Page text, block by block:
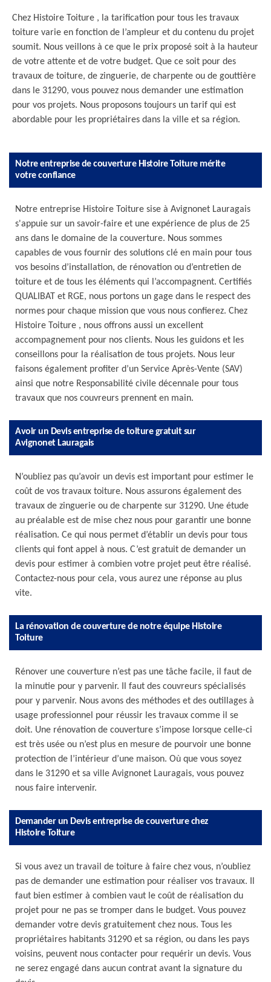
Chez Histoire Toiture , la tarification pour tous les travaux
toiture varie en fonction de l’ampleur et du contenu du projet
soumit. Nous veillons à ce que le prix proposé soit à la hauteur
de votre attente et de votre budget. Que ce soit pour des
travaux de toiture, de zinguerie, de charpente ou de gouttière
dans le 31290, vous pouvez nous demander une estimation
pour vos projets. Nous proposons toujours un tarif qui est
abordable pour les propriétaires dans la ville et sa région.
Notre entreprise de couverture Histoire Toiture mérite
votre confiance
Notre entreprise Histoire Toiture sise à Avignonet Lauragais
s'appuie sur un savoir-faire et une expérience de plus de 25
ans dans le domaine de la couverture. Nous sommes
capables de vous fournir des solutions clé en main pour tous
vos besoins d’installation, de rénovation ou d’entretien de
toiture et de tous les éléments qui l’accompagnent. Certifiés
QUALIBAT et RGE, nous portons un gage dans le respect des
normes pour chaque mission que vous nous confierez. Chez
Histoire Toiture , nous offrons aussi un excellent
accompagnement pour nos clients. Nous les guidons et les
conseillons pour la réalisation de tous projets. Nous leur
faisons également profiter d’un Service Après-Vente (SAV)
ainsi que notre Responsabilité civile décennale pour tous
travaux que nos couvreurs prennent en main.
Avoir un Devis entreprise de toiture gratuit sur
Avignonet Lauragais
N’oubliez pas qu’avoir un devis est important pour estimer le
coût de vos travaux toiture. Nous assurons également des
travaux de zinguerie ou de charpente sur 31290. Une étude
au préalable est de mise chez nous pour garantir une bonne
réalisation. Ce qui nous permet d’établir un devis pour tous
clients qui font appel à nous. C’est gratuit de demander un
devis pour estimer à combien votre projet peut être réalisé.
Contactez-nous pour cela, vous aurez une réponse au plus
vite.
La rénovation de couverture de notre équipe Histoire
Toiture
Rénover une couverture n’est pas une tâche facile, il faut de
la minutie pour y parvenir. Il faut des couvreurs spécialisés
pour y parvenir. Nous avons des méthodes et des outillages à
usage professionnel pour réussir les travaux comme il se
doit. Une rénovation de couverture s’impose lorsque celle-ci
est très usée ou n’est plus en mesure de pourvoir une bonne
protection de l’intérieur d’une maison. Où que vous soyez
dans le 31290 et sa ville Avignonet Lauragais, vous pouvez
nous faire intervenir.
Demander un Devis entreprise de couverture chez
Histoire Toiture
Si vous avez un travail de toiture à faire chez vous, n’oubliez
pas de demander une estimation pour réaliser vos travaux. Il
faut bien estimer à combien vaut le coût de réalisation du
projet pour ne pas se tromper dans le budget. Vous pouvez
demander votre devis gratuitement chez nous. Tous les
propriétaires habitants 31290 et sa région, ou dans les pays
voisins, peuvent nous contacter pour requérir un devis. Vous
ne serez engagé dans aucun contrat avant la signature du